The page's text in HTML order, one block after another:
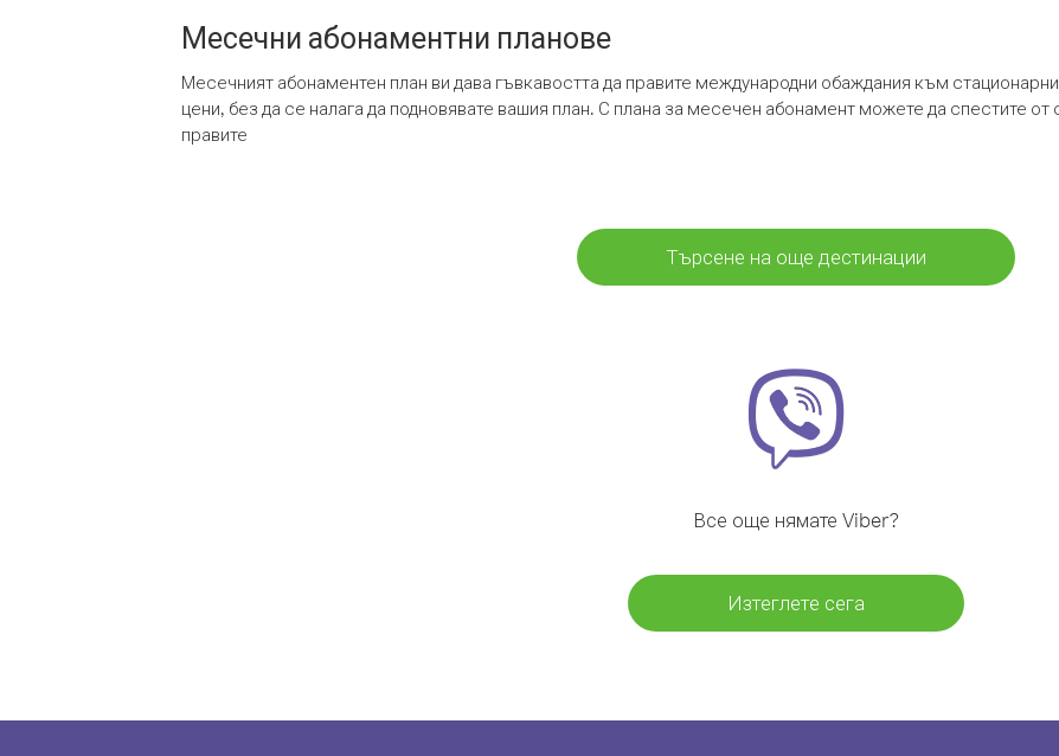
Месечни абонаментни планове
Месечният абонаментен план ви дава гъвкавостта да правите международни обаждания към
цени, без да се налага да подновявате вашия план. С плана за месечен абонамент можете да спестите от
правите
Търсене на още дестинации
Все още нямате Viber?
Изтеглете сега